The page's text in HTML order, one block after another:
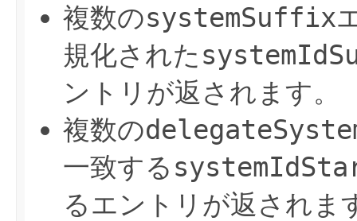
複数のsystemSuffix
規化された
ントリが返されます。
複数の
一致する
るエントリが返されま